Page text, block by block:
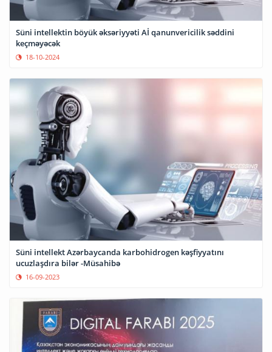
Süni intellektin böyük əksəriyyəti Aİ qanunvericilik səddini
keçməyəcək
18-10-2024
Süni intellekt Azərbaycanda karbohidrogen kəşfiyyatını
ucuzlaşdıra bilər -Müsahibə
16-09-2023